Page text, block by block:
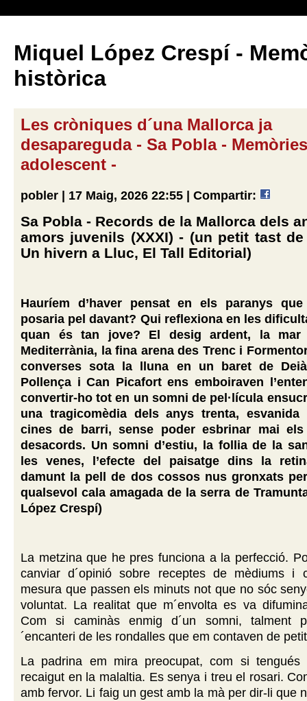
Miquel López Crespí -
històrica
Les cròniques d´una Mallorca ja
desapareguda - Sa Pobla -
adolescent -
pobler | 17 Maig, 2026 22:55 | Compartir:
Sa Pobla - Records de la Mallorca dels
amors juvenils (XXXI) - (un petit tast de
Un hivern a Lluc, El Tall Editorial)
Hauríem d’haver pensat en els paranys
posaria pel davant? Qui reflexiona en les
quan és tan jove? El desig ardent, la
Mediterrània, la fina arena des Trenc i
converses sota la lluna en un baret de
Pollença i Can Picafort ens emboiraven
convertir-ho tot en un somni de pel·lícula
una tragicomèdia dels anys trenta, esvanida
cines de barri, sense poder esbrinar mai
desacords. Un somni d’estiu, la follia de la
les venes, l’efecte del paisatge dins la
damunt la pell de dos cossos nus gronxats
qualsevol cala amagada de la serra de
López Crespí)
La metzina que he pres funciona a la perfecció.
canviar d´opinió sobre receptes de mèdiums i
mesura que passen els minuts not que no sóc
voluntat. La realitat que m´envolta es va
Com si caminàs enmig d´un somni, talment
´encanteri de les rondalles que em contaven de
La padrina em mira preocupat, com si
recaigut en la malaltia. Es senya i treu el rosari.
amb fervor. Li faig un gest amb la mà per dir-li que